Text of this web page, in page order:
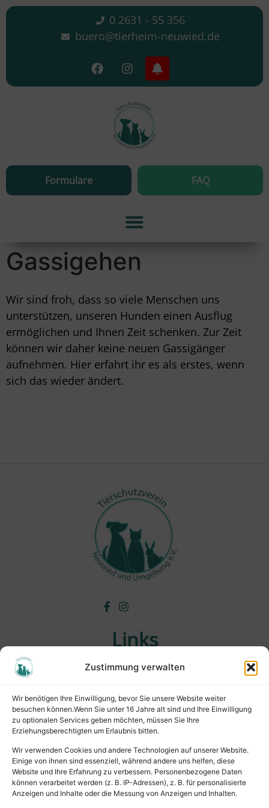
Zustimmung verwalten
Wir benötigen Ihre Einwilligung, bevor Sie unsere Website weiter
besuchen können.Wenn Sie unter 16 Jahre alt sind und Ihre Einwilligung
zu optionalen Services geben möchten, müssen Sie Ihre
Erziehungsberechtigten um Erlaubnis bitten.
Wir verwenden Cookies und andere Technologien auf unserer Website.
Einige von ihnen sind essenziell, während andere uns helfen, diese
Website und Ihre Erfahrung zu verbessern. Personenbezogene Daten
können verarbeitet werden (z. B. IP-Adressen), z. B. für personalisierte
Anzeigen und Inhalte oder die Messung von Anzeigen und Inhalten.
0 2631 - 55 356
buero@tierheim-neuwied.de
Formulare FAQ
Gassigehen
Wir sind froh, dass so viele Menschen uns
unterstützen, unseren Hunden einen Ausflug
ermöglichen und Ihnen Zeit schenken. Zur Zeit
können wir daher keine neuen Gassigänger
aufnehmen. Hier erfahrt ihr es als erstes, wenn
sich das wieder ändert.
Links
Wichtiges
Tiervermittlung
Tierpension
Rechtliches
Impressum
Datenschutz